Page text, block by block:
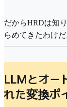
だからHRDは知
らめてきたわけ
LLMとオー
れた変換ポ